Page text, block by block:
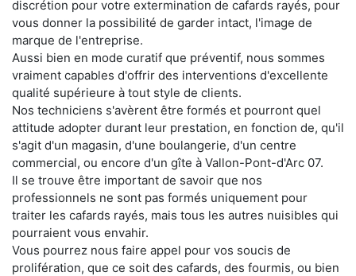
discrétion pour votre extermination de cafards rayés, pour
vous donner la possibilité de garder intact, l'image de
marque de l'entreprise.
Aussi bien en mode curatif que préventif, nous sommes
vraiment capables d'offrir des interventions d'excellente
qualité supérieure à tout style de clients.
Nos techniciens s'avèrent être formés et pourront quel
attitude adopter durant leur prestation, en fonction de, qu'il
s'agit d'un magasin, d'une boulangerie, d'un centre
commercial, ou encore d'un gîte à Vallon-Pont-d'Arc 07.
Il se trouve être important de savoir que nos
professionnels ne sont pas formés uniquement pour
traiter les cafards rayés, mais tous les autres nuisibles qui
pourraient vous envahir.
Vous pourrez nous faire appel pour vos soucis de
prolifération, que ce soit des cafards, des fourmis, ou bien